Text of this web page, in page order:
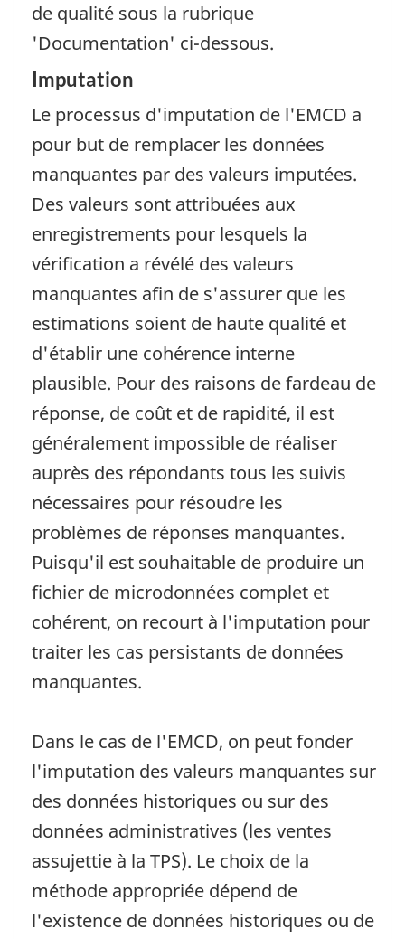
de qualité sous la rubrique
'Documentation' ci-dessous.
Imputation
Le processus d'imputation de l'EMCD a
pour but de remplacer les données
manquantes par des valeurs imputées.
Des valeurs sont attribuées aux
enregistrements pour lesquels la
vérification a révélé des valeurs
manquantes afin de s'assurer que les
estimations soient de haute qualité et
d'établir une cohérence interne
plausible. Pour des raisons de fardeau de
réponse, de coût et de rapidité, il est
généralement impossible de réaliser
auprès des répondants tous les suivis
nécessaires pour résoudre les
problèmes de réponses manquantes.
Puisqu'il est souhaitable de produire un
fichier de microdonnées complet et
cohérent, on recourt à l'imputation pour
traiter les cas persistants de données
manquantes.
Dans le cas de l'EMCD, on peut fonder
l'imputation des valeurs manquantes sur
des données historiques ou sur des
données administratives (les ventes
assujettie à la TPS). Le choix de la
méthode appropriée dépend de
l'existence de données historiques ou de